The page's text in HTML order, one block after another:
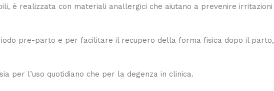
è realizzata con materiali anallergici che aiutano a prevenire irritazioni
pre-parto e per facilitare il recupero della forma fisica dopo il
per l’uso quotidiano che per la degenza in clinica.